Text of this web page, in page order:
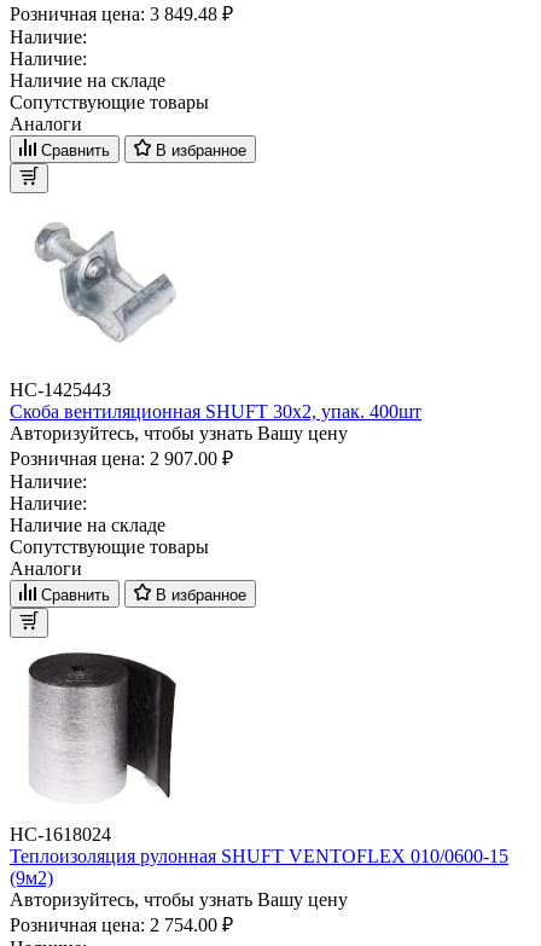
Розничная цена: 3 849.48 ₽
Наличие:
Наличие:
Наличие на складе
Сопутствующие товары
Аналоги
Сравнить В избранное
НС-1425443
Скоба вентиляционная SHUFT 30х2, упак. 400шт
Авторизуйтесь, чтобы узнать Вашу цену
Розничная цена: 2 907.00 ₽
Наличие:
Наличие:
Наличие на складе
Сопутствующие товары
Аналоги
Сравнить В избранное
НС-1618024
Теплоизоляция рулонная SHUFT VENTOFLEX 010/0600-15
(9м2)
Авторизуйтесь, чтобы узнать Вашу цену
Розничная цена: 2 754.00 ₽